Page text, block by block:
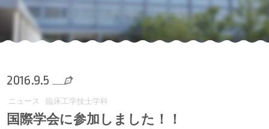
2016.9.5
ニュース 臨床工学技士学科
国際学会に参加しました！！